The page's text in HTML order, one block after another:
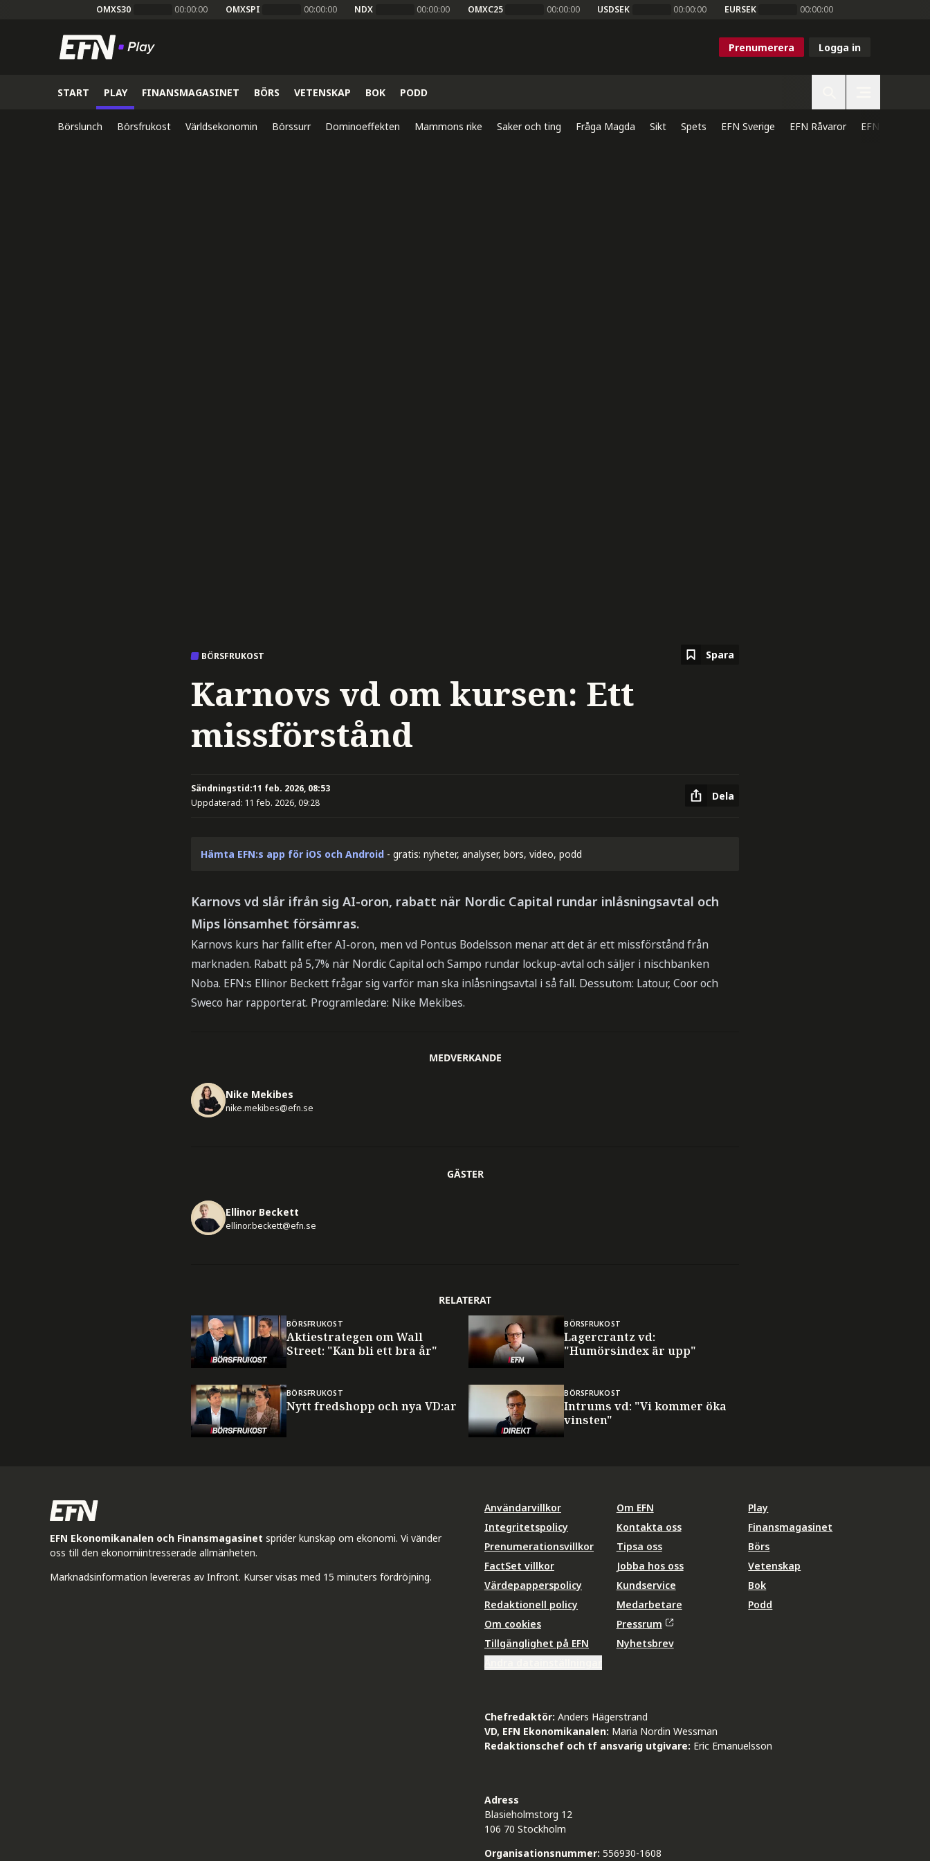
OMXS30 00:00:00 OMXSPI 00:00:00 NDX 00:00:00 OMXC25 00:00:00 USDSEK 00:00:00 EURSEK 00:00:00
Prenumerera Logga in
START PLAY FINANSMAGASINET BÖRS VETENSKAP BOK PODD
Börslunch Börsfrukost Världsekonomin Börssurr Dominoeffekten Mammons rike Saker och ting Fråga Magda Sikt Spets EFN Sverige EFN Råvaror EFN Direkt
BÖRSFRUKOST Spara
Karnovs vd om kursen: Ett
missförstånd
Sändningstid:11 feb. 2026, 08:53
Uppdaterad: 11 feb. 2026, 09:28
Dela
Hämta EFN:s app för iOS och Android - gratis: nyheter, analyser, börs, video, podd
Karnovs vd slår ifrån sig AI-oron, rabatt när Nordic Capital rundar inlåsningsavtal och
Mips lönsamhet försämras.
Karnovs kurs har fallit efter AI-oron, men vd Pontus Bodelsson menar att det är ett missförstånd från
marknaden. Rabatt på 5,7% när Nordic Capital och Sampo rundar lockup-avtal och säljer i nischbanken
Noba. EFN:s Ellinor Beckett frågar sig varför man ska inlåsningsavtal i så fall. Dessutom: Latour, Coor och
Sweco har rapporterat. Programledare: Nike Mekibes.
MEDVERKANDE
Nike Mekibes
nike.mekibes@efn.se
GÄSTER
Ellinor Beckett
ellinor.beckett@efn.se
RELATERAT
BÖRSFRUKOST
Aktiestrategen om Wall
Street: "Kan bli ett bra år"
BÖRSFRUKOST
Lagercrantz vd:
"Humörsindex är upp"
BÖRSFRUKOST
Nytt fredshopp och nya VD:ar
BÖRSFRUKOST
Intrums vd: "Vi kommer öka
vinsten"
EFN Ekonomikanalen och Finansmagasinet sprider kunskap om ekonomi. Vi vänder
oss till den ekonomiintresserade allmänheten.
Marknadsinformation levereras av Infront. Kurser visas med 15 minuters fördröjning.
Användarvillkor
Integritetspolicy
Prenumerationsvillkor
FactSet villkor
Värdepapperspolicy
Redaktionell policy
Om cookies
Tillgänglighet på EFN
Om EFN
Kontakta oss
Tipsa oss
Jobba hos oss
Kundservice
Medarbetare
Pressrum
Nyhetsbrev
Play
Finansmagasinet
Börs
Vetenskap
Bok
Podd
Chefredaktör: Anders Hägerstrand
VD, EFN Ekonomikanalen: Maria Nordin Wessman
Redaktionschef och tf ansvarig utgivare: Eric Emanuelsson
Adress
Blasieholmstorg 12
106 70 Stockholm
Organisationsnummer: 556930-1608